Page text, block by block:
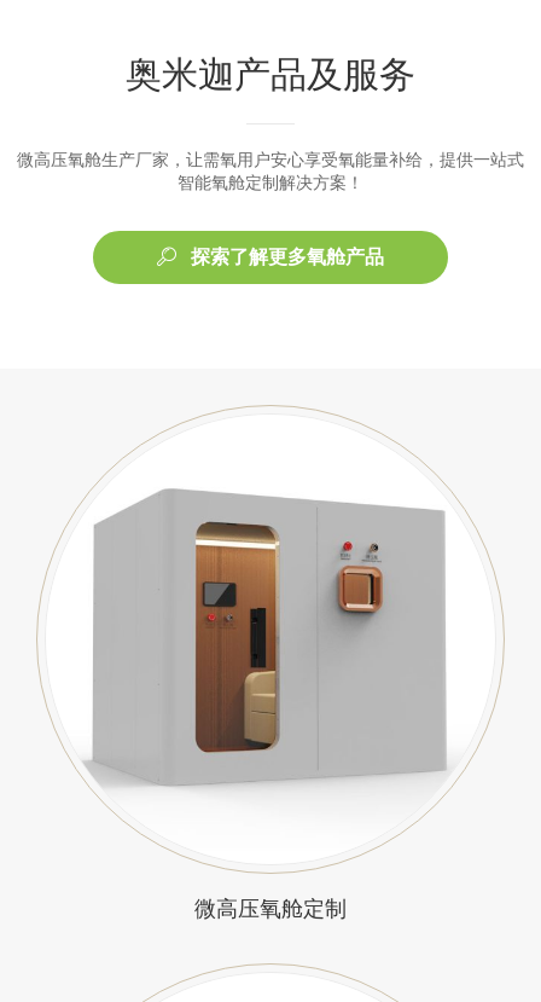
奥米迦产品及服务
微高压氧舱生产厂家，让需氧用户安心享受氧能量补给，提供一站式
智能氧舱定制解决方案！
探索了解更多氧舱产品
微高压氧舱定制